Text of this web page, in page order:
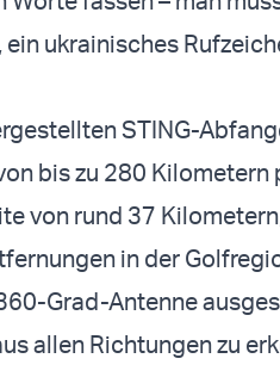
ukrainisches
STING-
bis zu 280 Kilometern
von rund 37
in der
Grad-Antenne
allen Richtungen zu